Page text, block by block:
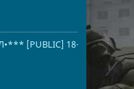
[PUBLIC] 18+
10/41
de_dust2